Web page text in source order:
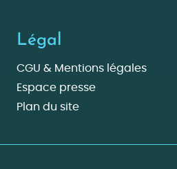
Légal
CGU & Mentions légales
Espace presse
Plan du site